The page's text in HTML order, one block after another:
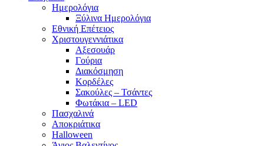
Ημερολόγια
Ξύλινα Ημερολόγια
Εθνική Επέτειος
Χριστουγεννιάτικα
Αξεσουάρ
Γούρια
Διακόσμηση
Κορδέλες
Σακούλες – Τσάντες
Φωτάκια – LED
Πασχαλινά
Αποκριάτικα
Halloween